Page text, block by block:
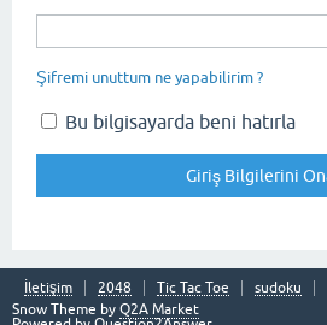
Şifremi unuttum ne yapabilirim ?
Bu bilgisayarda beni hatırla
İletişim 2048 Tic Tac Toe sudoku
Snow Theme by Q2A Market